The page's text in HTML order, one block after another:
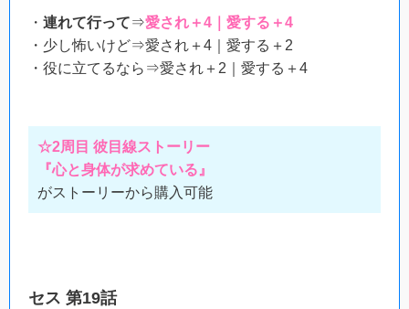
・ 連れて行って⇒愛され＋4｜愛する＋4
・少し怖いけど⇒愛され＋4｜愛する＋2
・役に立てるなら⇒愛され＋2｜愛する＋4
☆2周目 彼目線ストーリー
『心と身体が求めている』
がストーリーから購入可能
セス 第19話